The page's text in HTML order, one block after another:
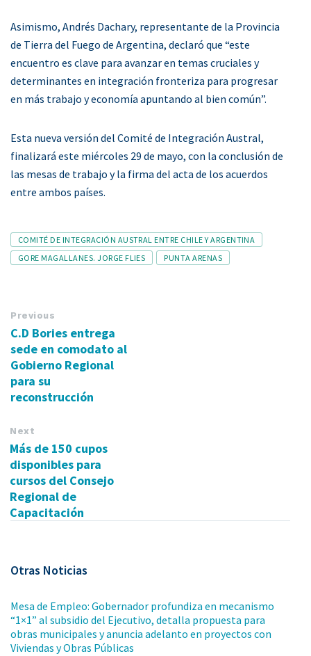
Asimismo, Andrés Dachary, representante de la Provincia
de Tierra del Fuego de Argentina, declaró que “este
encuentro es clave para avanzar en temas cruciales y
determinantes en integración fronteriza para progresar
en más trabajo y economía apuntando al bien común”.
Esta nueva versión del Comité de Integración Austral,
finalizará este miércoles 29 de mayo, con la conclusión de
las mesas de trabajo y la firma del acta de los acuerdos
entre ambos países.
Tags
COMITÉ DE INTEGRACIÓN AUSTRAL ENTRE CHILE Y ARGENTINA
GORE MAGALLANES. JORGE FLIES
PUNTA ARENAS
Previous
C.D Bories entrega
sede en comodato al
Gobierno Regional
para su
reconstrucción
Next
Más de 150 cupos
disponibles para
cursos del Consejo
Regional de
Capacitación
Otras Noticias
Mesa de Empleo: Gobernador profundiza en mecanismo
“1×1” al subsidio del Ejecutivo, detalla propuesta para
obras municipales y anuncia adelanto en proyectos con
Viviendas y Obras Públicas